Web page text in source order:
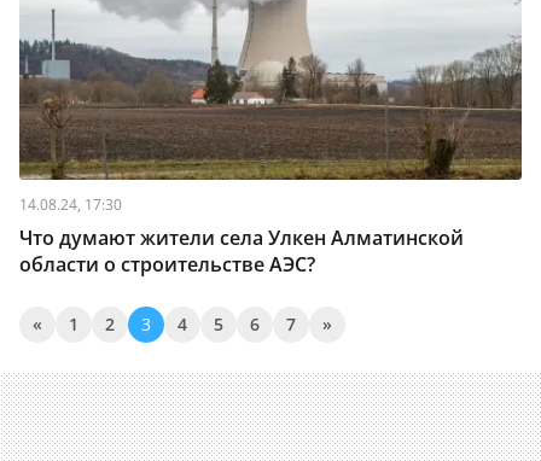
14.08.24, 17:30
Что думают жители села Улкен Алматинской
области о строительстве АЭС?
« 1 2 3 4 5 6 7 »